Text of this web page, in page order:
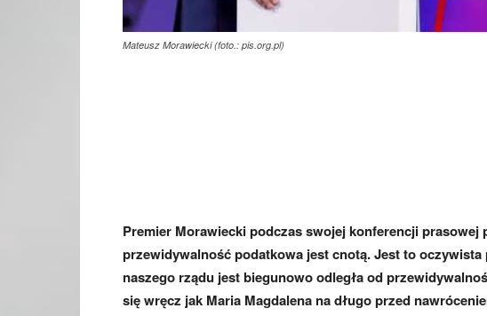
Mateusz Morawiecki (foto.: pis.org.pl)
Premier Morawiecki podczas swojej konferencji prasowej
przewidywalność podatkowa jest cnotą. Jest to
naszego rządu jest biegunowo odległa od
się wręcz jak Maria Magdalena na długo przed